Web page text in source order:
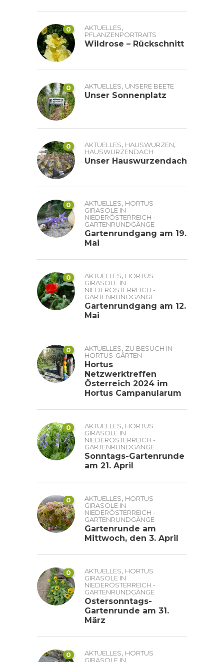
0 AKTUELLES,
PFLANZENPORTRAITS
Wildrose – Rückschnitt
0 AKTUELLES, UNSERE BEETE
Unser Sonnenplatz
0 AKTUELLES, HAUSWURZEN,
HAUSWURZENDACH
Unser Hauswurzendach
0 AKTUELLES, HORTUS
GIRASOLE IN
NIEDERÖSTERREICH -
GARTENRUNDGÄNGE
Gartenrundgang am 19.
Mai
0 AKTUELLES, HORTUS
GIRASOLE IN
NIEDERÖSTERREICH -
GARTENRUNDGÄNGE
Gartenrundgang am 12.
Mai
0 AKTUELLES, ZU BESUCH IN
HORTUS-GÄRTEN
Hortus
Netzwerktreffen
Österreich 2024 im
Hortus Campanularum
0 AKTUELLES, HORTUS
GIRASOLE IN
NIEDERÖSTERREICH -
GARTENRUNDGÄNGE
Sonntags-Gartenrunde
am 21. April
0 AKTUELLES, HORTUS
GIRASOLE IN
NIEDERÖSTERREICH -
GARTENRUNDGÄNGE
Gartenrunde am
Mittwoch, den 3. April
0 AKTUELLES, HORTUS
GIRASOLE IN
NIEDERÖSTERREICH -
GARTENRUNDGÄNGE
Ostersonntags-
Gartenrunde am 31.
März
0 AKTUELLES, HORTUS
GIRASOLE IN